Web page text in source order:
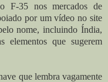
F-35 nos mercados de
por um vídeo no site
nome, incluindo Índia,
elementos que sugerem
que lembra vagamente